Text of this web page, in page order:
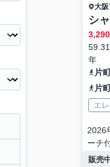
大阪
シ
3,290
年
片
片
エ
2026
ーチ
販売